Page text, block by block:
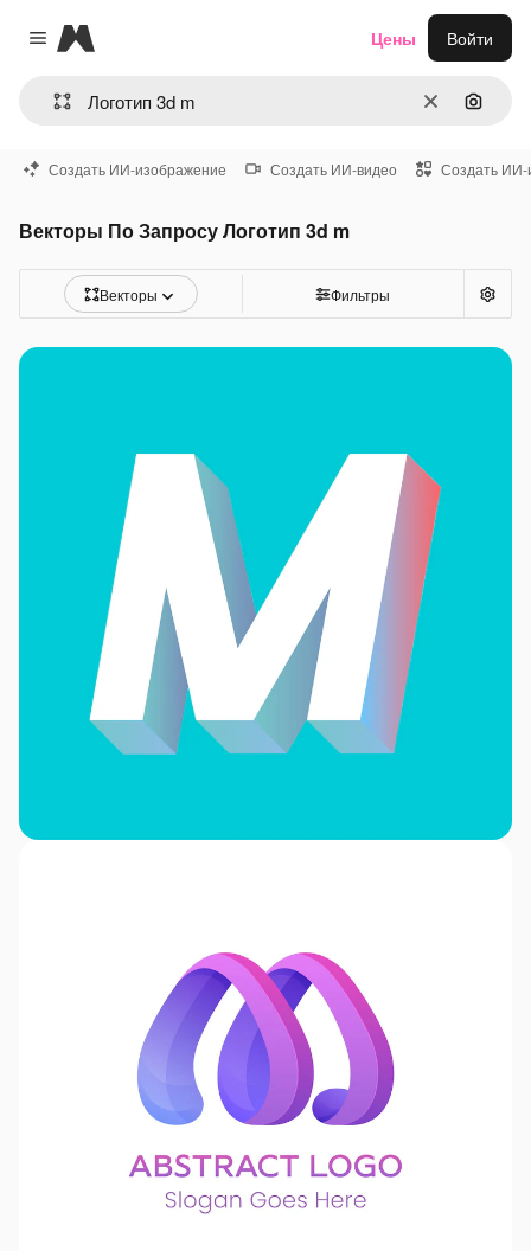
Close menu
Magnific
ОчиститьПоиск
Цены Войти
Создать ИИ-изображение Создать ИИ-видео Создать ИИ-
Векторы По Запросу Логотип 3d m
Векторы Фильтры